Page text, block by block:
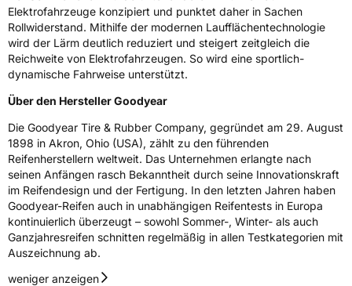
Elektrofahrzeuge konzipiert und punktet daher in Sachen
Rollwiderstand. Mithilfe der modernen Laufflächentechnologie
wird der Lärm deutlich reduziert und steigert zeitgleich die
Reichweite von Elektrofahrzeugen. So wird eine sportlich-
dynamische Fahrweise unterstützt.
Über den Hersteller Goodyear
Die Goodyear Tire & Rubber Company, gegründet am 29. August
1898 in Akron, Ohio (USA), zählt zu den führenden
Reifenherstellern weltweit. Das Unternehmen erlangte nach
seinen Anfängen rasch Bekanntheit durch seine Innovationskraft
im Reifendesign und der Fertigung. In den letzten Jahren haben
Goodyear-Reifen auch in unabhängigen Reifentests in Europa
kontinuierlich überzeugt – sowohl Sommer-, Winter- als auch
Ganzjahresreifen schnitten regelmäßig in allen Testkategorien mit
Auszeichnung ab.
weniger anzeigen